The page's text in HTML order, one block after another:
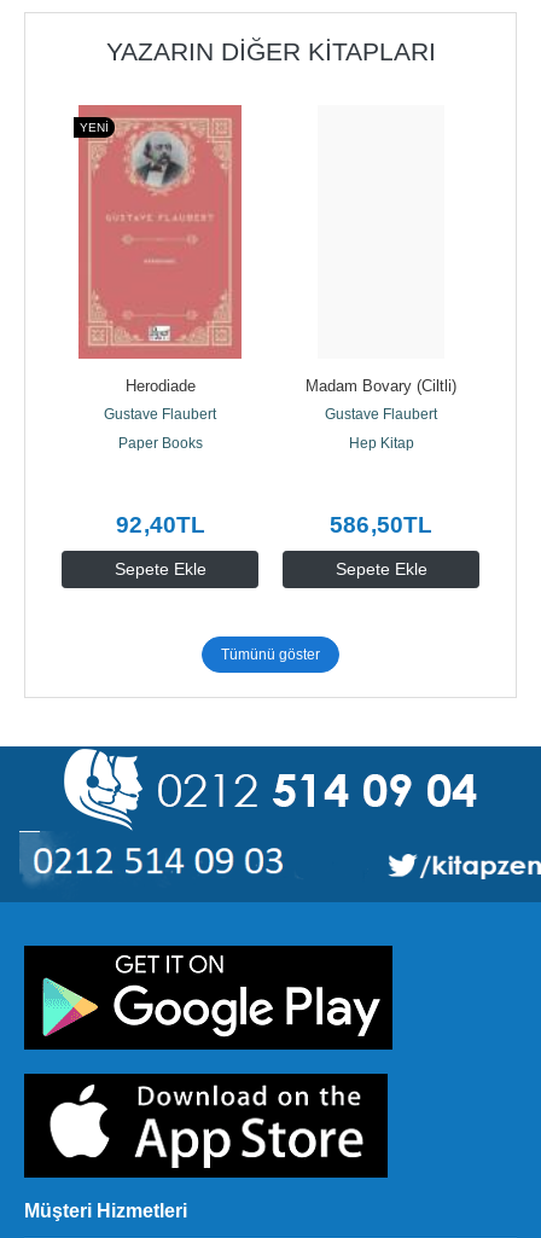
YAZARIN DIĞER KITAPLARI
YENI
Sepete Ekle
Herodiade
Gustave Flaubert
Paper Books
92,40TL
Sepete Ekle
Madam Bovary (Ciltli)
Gustave Flaubert
Hep Kitap
586,50TL
Tümünü göster
Müşteri Hizmetleri